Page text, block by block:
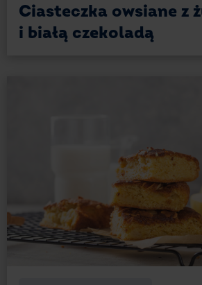
Ciasteczka owsiane z
i białą czekoladą